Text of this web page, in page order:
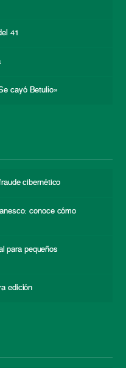
41
cayó Betulio»
cibernético
conoce cómo
para pequeños
edición